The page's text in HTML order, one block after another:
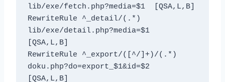
lib/exe/fetch.php?media=$1  [QSA,L,B]
RewriteRule ^_detail/(.*)
lib/exe/detail.php?media=$1
[QSA,L,B]
RewriteRule ^_export/([^/]+)/(.*)
doku.php?do=export_$1&id=$2
[QSA,L,B]